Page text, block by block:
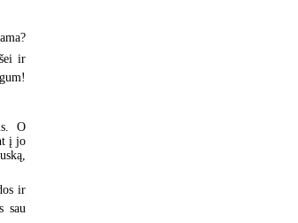
ir
O
į jo
ir
sau